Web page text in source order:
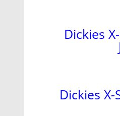
Dickies
Dickies